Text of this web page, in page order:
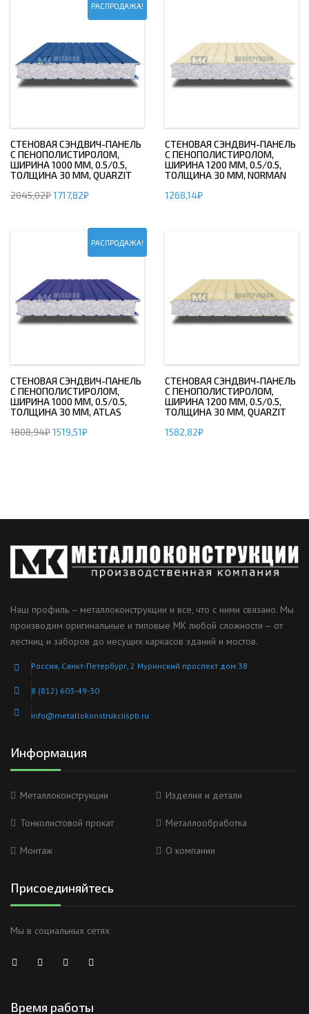
РАСПРОДАЖА!
СТЕНОВАЯ СЭНДВИЧ-ПАНЕЛЬ
С ПЕНОПОЛИСТИРОЛОМ,
ШИРИНА 1000 ММ, 0.5/0.5,
ТОЛЩИНА 30 ММ, QUARZIT
2045,02₽1717,82₽
СТЕНОВАЯ СЭНДВИЧ-ПАНЕЛЬ
С ПЕНОПОЛИСТИРОЛОМ,
ШИРИНА 1200 ММ, 0.5/0.5,
ТОЛЩИНА 30 ММ, NORMAN
1268,14₽
РАСПРОДАЖА!
СТЕНОВАЯ СЭНДВИЧ-ПАНЕЛЬ
С ПЕНОПОЛИСТИРОЛОМ,
ШИРИНА 1000 ММ, 0.5/0.5,
ТОЛЩИНА 30 ММ, ATLAS
1808,94₽1519,51₽
СТЕНОВАЯ СЭНДВИЧ-ПАНЕЛЬ
С ПЕНОПОЛИСТИРОЛОМ,
ШИРИНА 1200 ММ, 0.5/0.5,
ТОЛЩИНА 30 ММ, QUARZIT
1582,82₽
Наш профиль – металлоконструкции и все, что с ними связано. Мы
производим оригинальные и типовые МК любой сложности – от
лестниц и заборов до несущих каркасов зданий и мостов.
Россия, Санкт-Петербург, 2 Муринский проспект дом 38
8 (812) 603-49-30
info@metallokonstrukciispb.ru
Информация
Металлоконструкции Изделия и детали
Тонколистовой прокат Металлообработка
Монтаж О компании
Присоединяйтесь
Мы в социальных сетях
Время работы